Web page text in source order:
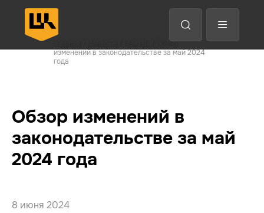
Защита конечных точек
/ Обзор
изменений в законодательстве за май 2024
года
Обзор изменений в
законодательстве за май
2024 года
8 июня 2024